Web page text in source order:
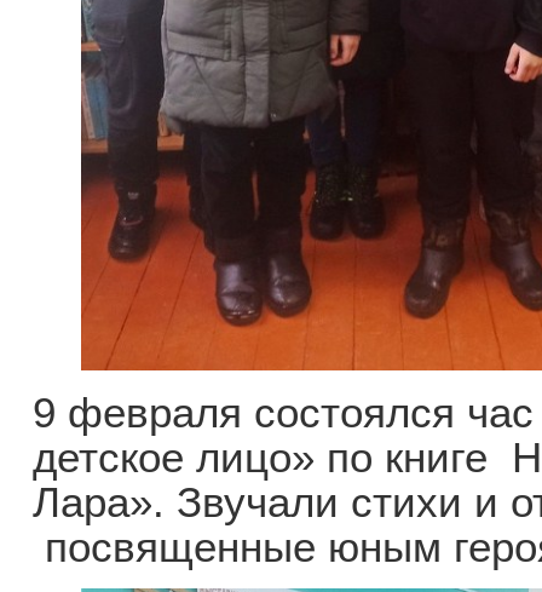
9 февраля состоялся
детское лицо» по книге
Лара». Звучали стихи и
посвященные юным